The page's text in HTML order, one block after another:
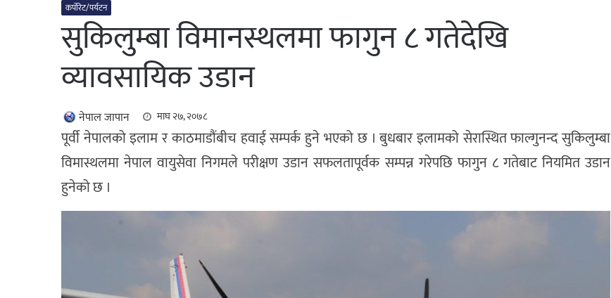
कर्पोरेट/पर्यटन
सुकिलुम्बा विमानस्थलमा फागुन ८ गतेदेखि
व्यावसायिक उडान
नेपाल जापान माघ २७, २०७८
पूर्वी नेपालको इलाम र काठमाडौंबीच हवाई सम्पर्क हुने भएको छ । बुधबार इलामको सेरास्थित फाल्गुनन्द सुकिलुम्बा
विमास्थलमा नेपाल वायुसेवा निगमले परीक्षण उडान सफलतापूर्वक सम्पन्न गरेपछि फागुन ८ गतेबाट नियमित उडान
हुनेको छ ।